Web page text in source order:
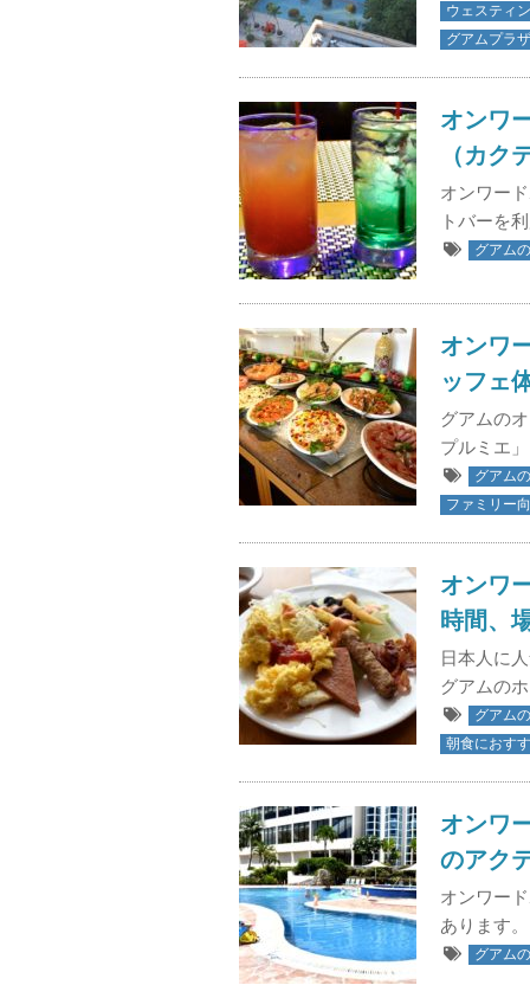
ウェスティ
グアムプラ
オンワ
（カク
オンワー
トバーを
グアム
オンワ
ッフェ
グアムの
プルミエ
グアム
ファミリー
オンワ
時間、
日本人に
グアムの
グアム
朝食におす
オンワ
のアク
オンワー
あります
グアム